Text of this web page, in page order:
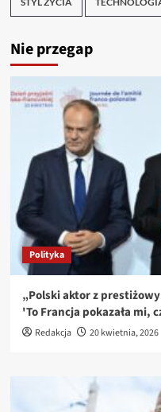
Nie przegap
Polityka
„Polski aktor z
'To Francja pokazała mi,
Redakcja 20 kwietnia, 2026